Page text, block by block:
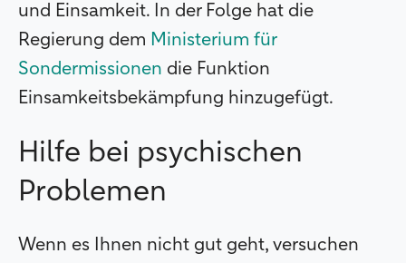
und Einsamkeit. In der Folge hat die
Regierung dem Ministerium für
Sondermissionen die Funktion
Einsamkeitsbekämpfung hinzugefügt.
Hilfe bei psychischen
Problemen
Wenn es Ihnen nicht gut geht, versuchen